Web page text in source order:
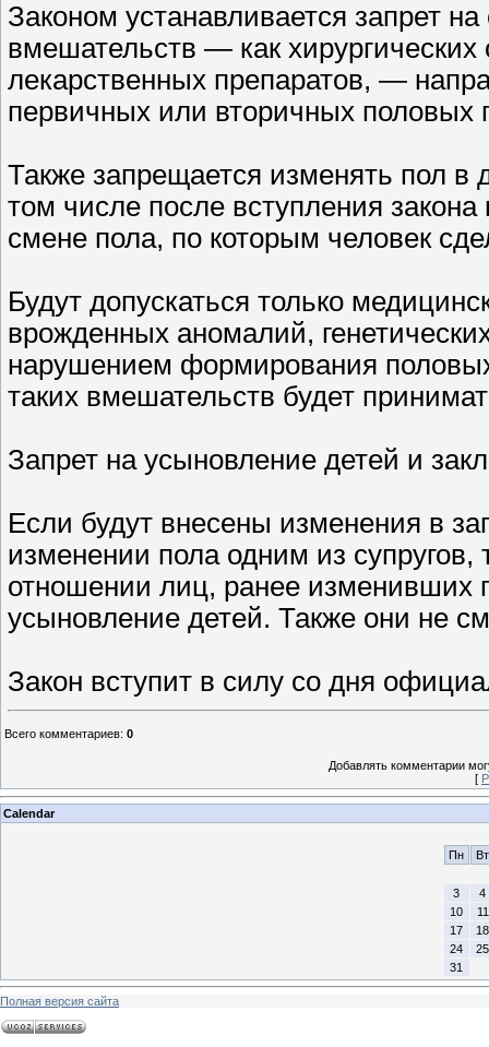
Законом устанавливается запрет
вмешательств — как
лекарственных препаратов, —
первичных или вторичных половых
Также запрещается изменять пол в
том числе после вступления
смене пола, по которым человек
Будут допускаться только
врожденных аномалий,
нарушением формирования
таких вмешательств будет
Запрет на усыновление детей и
Если будут внесены изменения в
изменении пола одним из супругов,
отношении лиц, ранее изменивших
усыновление детей. Также они не
Закон вступит в силу со дня
Всего комментариев: 0
Добавлять комментарии
[
Calendar
Пн Вт
3
4
10
11
17
18
24
25
31
Полная версия сайта